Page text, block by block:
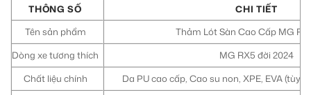
THÔNG SỐ
CHI TIẾT
Tên sản phẩm
Thảm Lót Sàn Cao Cấp MG
Dòng xe tương thích
MG RX5 đời 2024
Chất liệu chính
Da PU cao cấp, Cao su non, XPE, EVA (tùy